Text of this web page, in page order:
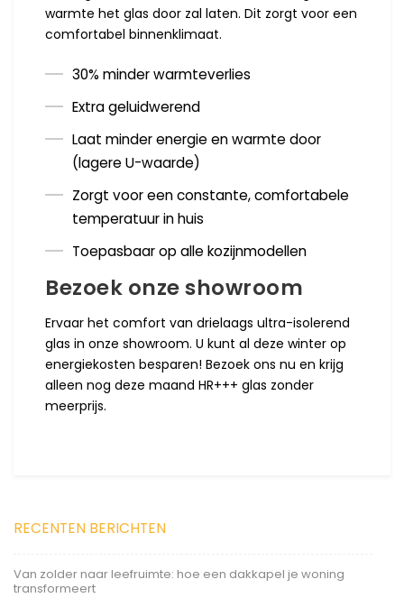
warmte het glas door zal laten. Dit zorgt voor een
comfortabel binnenklimaat.
30% minder warmteverlies
Extra geluidwerend
Laat minder energie en warmte door
(lagere U-waarde)
Zorgt voor een constante, comfortabele
temperatuur in huis
Toepasbaar op alle kozijnmodellen
Bezoek onze showroom
Ervaar het comfort van drielaags ultra-isolerend
glas in onze showroom. U kunt al deze winter op
energiekosten besparen! Bezoek ons nu en krijg
alleen nog deze maand HR+++ glas zonder
meerprijs.
RECENTEN BERICHTEN
Van zolder naar leefruimte: hoe een dakkapel je woning
transformeert